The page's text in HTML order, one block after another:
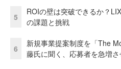
5
ROIの壁は突破できるか？
の課題と挑戦
6
新規事業提案制度を「The
藤氏に聞く、応募者を急増